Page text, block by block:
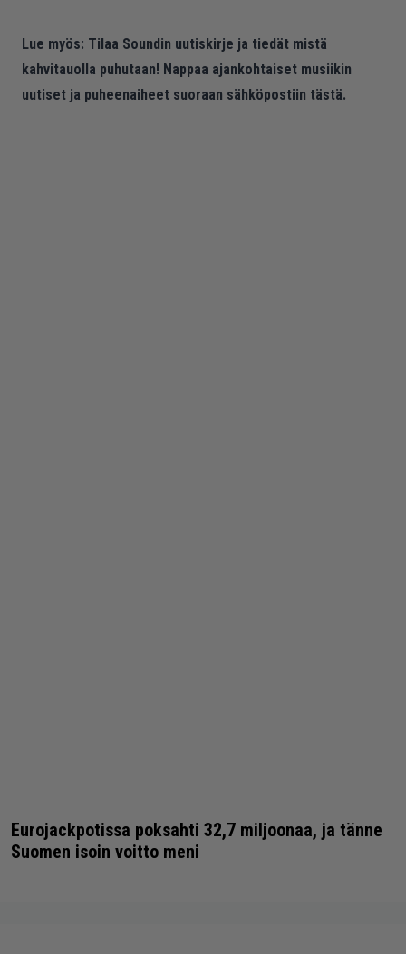
Lue myös: Tilaa Soundin uutiskirje ja tiedät mistä
kahvitauolla puhutaan! Nappaa ajankohtaiset musiikin
uutiset ja puheenaiheet suoraan sähköpostiin tästä.
Eurojackpotissa poksahti 32,7 miljoonaa, ja tänne
Suomen isoin voitto meni